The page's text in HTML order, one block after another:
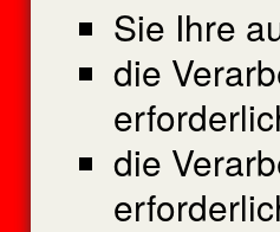
Sie Ihre
die
die